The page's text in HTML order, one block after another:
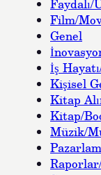
Faydalı/
Film/
Genel
İş
Kişisel
Kitap
Kitap/
Müzik/